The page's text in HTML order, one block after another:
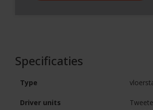
Specificaties
Type
Driver units